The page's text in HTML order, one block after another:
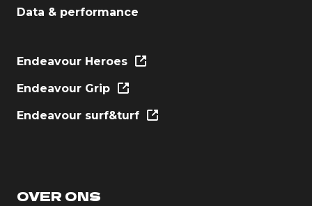
Data & performance
Endeavour Heroes
Endeavour Grip
Endeavour surf&turf
OVER ONS